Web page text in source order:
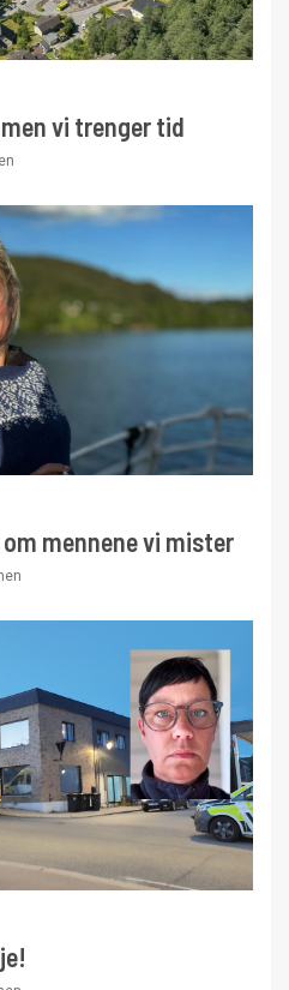
vi trenger tid
mennene vi mister